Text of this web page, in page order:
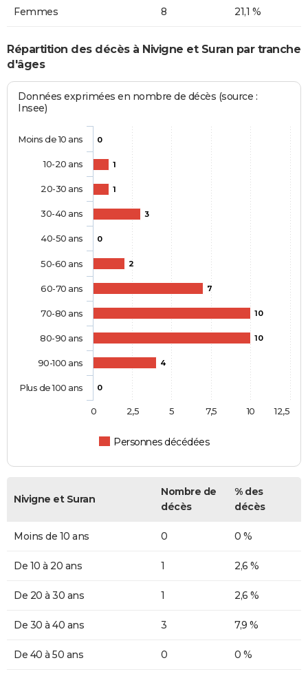
Femmes 8 21,1 %
Répartition des décès à Nivigne et Suran par tranche
d'âges
Données exprimées en nombre de décès (source :
Insee)
0
1
1
3
0
2
7
10
10
4
0
Personnes décédées
Moins de 10 ans
10-20 ans
20-30 ans
30-40 ans
40-50 ans
50-60 ans
60-70 ans
70-80 ans
80-90 ans
90-100 ans
Plus de 100 ans
0 10
2,5 5 7,5 12,5
Nivigne et Suran
Nombre de
décès
% des
décès
Moins de 10 ans 0 0 %
De 10 à 20 ans 1 2,6 %
De 20 à 30 ans 1 2,6 %
De 30 à 40 ans 3 7,9 %
De 40 à 50 ans 0 0 %